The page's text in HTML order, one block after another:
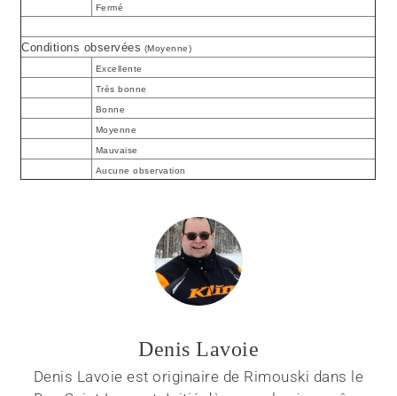
Fermé
Conditions observées (Moyenne)
Excellente
Très bonne
Bonne
Moyenne
Mauvaise
Aucune observation
Denis Lavoie
Denis Lavoie est originaire de Rimouski dans le